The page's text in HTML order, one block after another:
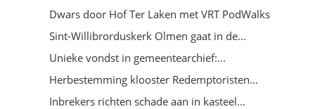
Dwars door Hof Ter Laken met VRT PodWalks
Sint-Willibrorduskerk Olmen gaat in de...
Unieke vondst in gemeentearchief:...
Herbestemming klooster Redemptoristen...
Inbrekers richten schade aan in kasteel...